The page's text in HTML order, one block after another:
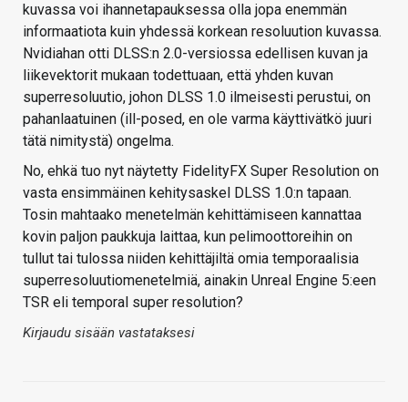
kuvassa voi ihannetapauksessa olla jopa enemmän
informaatiota kuin yhdessä korkean resoluution kuvassa.
Nvidiahan otti DLSS:n 2.0-versiossa edellisen kuvan ja
liikevektorit mukaan todettuaan, että yhden kuvan
superresoluutio, johon DLSS 1.0 ilmeisesti perustui, on
pahanlaatuinen (ill-posed, en ole varma käyttivätkö juuri
tätä nimitystä) ongelma.
No, ehkä tuo nyt näytetty FidelityFX Super Resolution on
vasta ensimmäinen kehitysaskel DLSS 1.0:n tapaan.
Tosin mahtaako menetelmän kehittämiseen kannattaa
kovin paljon paukkuja laittaa, kun pelimoottoreihin on
tullut tai tulossa niiden kehittäjiltä omia temporaalisia
superresoluutiomenetelmiä, ainakin Unreal Engine 5:een
TSR eli temporal super resolution?
Kirjaudu sisään vastataksesi